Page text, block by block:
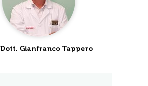
Dott. Gianfranco Tappero